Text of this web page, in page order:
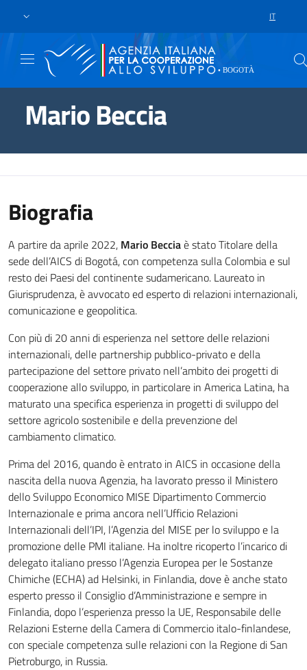
SCELTA
IT
Mario Beccia
Biografia
A partire da aprile 2022, Mario Becciaè stato Titolare della
sede dell’AICS di Bogotá, con competenza sulla Colombia e sul
resto dei Paesi del continente sudamericano. Laureato in
Giurisprudenza, è avvocato ed esperto di relazioni internazionali,
comunicazione e geopolitica.
Con più di 20 anni di esperienza nel settore delle relazioni
internazionali, delle partnership pubblico-privato e della
partecipazione del settore privato nell’ambito dei progetti di
cooperazione allo sviluppo, in particolare in America Latina, ha
maturato una specifica esperienza in progetti di sviluppo del
settore agricolo sostenibile e della prevenzione del
cambiamento climatico.
Prima del 2016, quando è entrato in AICS in occasione della
nascita della nuova Agenzia, ha lavorato presso il Ministero
dello Sviluppo Economico MISE Dipartimento Commercio
Internazionale e prima ancora nell’Ufficio Relazioni
Internazionali dell’IPI, l’Agenzia del MISE per lo sviluppo e la
promozione delle PMI italiane. Ha inoltre ricoperto l’incarico di
delegato italiano presso l’Agenzia Europea per le Sostanze
Chimiche (ECHA) ad Helsinki, in Finlandia, dove è anche stato
esperto presso il Consiglio d’Amministrazione e sempre in
Finlandia, dopo l’esperienza presso la UE, Responsabile delle
Relazioni Esterne della Camera di Commercio italo-finlandese,
con speciale competenza sulle relazioni con la Regione di San
Pietroburgo, in Russia.